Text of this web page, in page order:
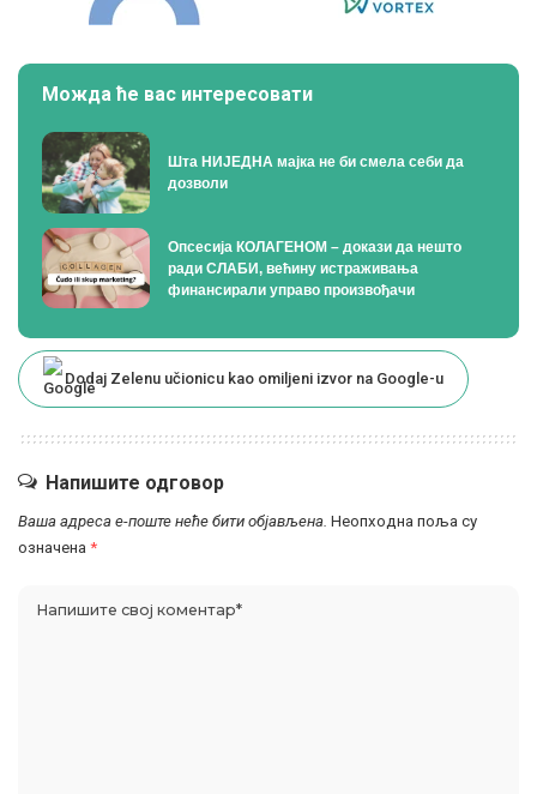
Можда ће вас интересовати
Шта НИЈЕДНА мајка не би смела себи да
дозволи
Опсесија КОЛАГЕНОМ – докази да нешто
ради СЛАБИ, већину истраживања
финансирали управо произвођачи
Dodaj Zelenu učionicu kao omiljeni izvor na Google-u
Напишите одговор
Ваша адреса е-поште неће бити објављена. Неопходна поља су
означена *